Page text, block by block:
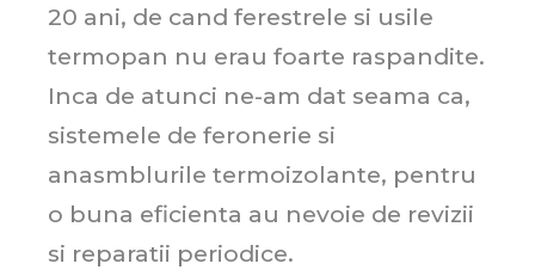
20 ani, de cand ferestrele si usile
termopan nu erau foarte raspandite.
Inca de atunci ne-am dat seama ca,
sistemele de feronerie si
anasmblurile termoizolante, pentru
o buna eficienta au nevoie de revizii
si reparatii periodice.